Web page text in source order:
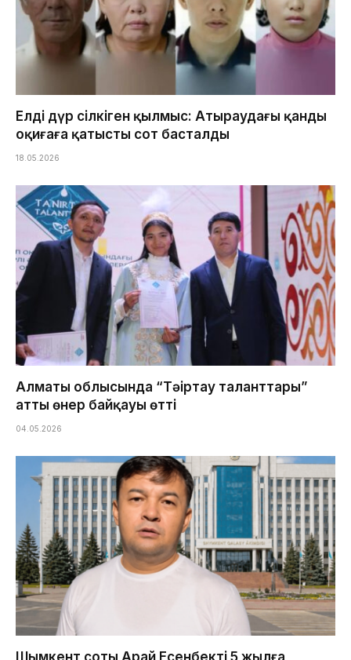
Елді дүр сілкіген қылмыс: Атыраудағы қанды
оқиғаға қатысты сот басталды
18.05.2026
Алматы облысында “Тәңіртау таланттары”
атты өнер байқауы өтті
04.05.2026